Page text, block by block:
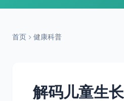
首页 健康科普
解码儿童生